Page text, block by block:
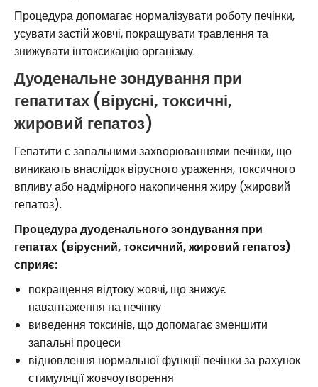
Процедура допомагає нормалізувати роботу печінки,
усувати застій жовчі, покращувати травлення та
знижувати інтоксикацію організму.
Дуоденальне зондування при
гепатитах (вірусні, токсичні,
жировий гепатоз)
Гепатити є запальними захворюваннями печінки, що
виникають внаслідок вірусного ураження, токсичного
впливу або надмірного накопичення жиру (жировий
гепатоз).
Процедура дуоденального зондування при
гепатах (вірусний, токсичний, жировий гепатоз)
сприяє:
покращення відтоку жовчі, що знижує
навантаження на печінку
виведення токсинів, що допомагає зменшити
запальні процеси
відновлення нормальної функції печінки за рахунок
стимуляції жовчоутворення